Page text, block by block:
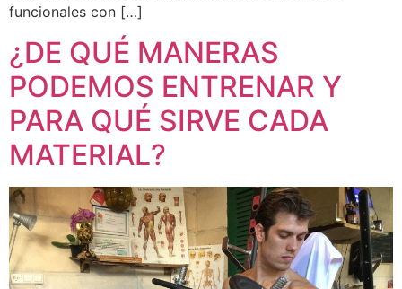
funcionales con […]
¿DE QUÉ MANERAS
PODEMOS ENTRENAR Y
PARA QUÉ SIRVE CADA
MATERIAL?